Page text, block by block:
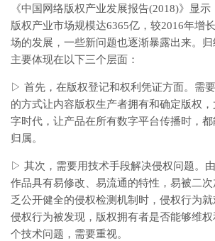
《中国网络版权产业发展报告(2018)》显
版权产业市场规模达6365亿，较2016年增
场的发展，一些新问题也逐渐暴露出来。
主要体现在以下三个层面：
▷ 首先，在版权登记和权利凭证方面。需
的方式让内容版权生产者拥有和确定版权
字时代，让产品在所有数字平台传播时，
归属。
▷ 其次，需要用技术手段解决侵权问题。
作品具有易修改、易流通的特性，易被二
乏公开健全的侵权检测机制时，侵权行为
侵权行为被发现，版权拥有者是否能够维
个技术问题，需要重视。